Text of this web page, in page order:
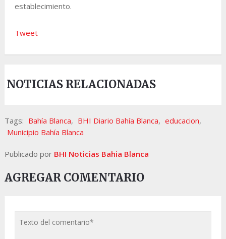
establecimiento.
Tweet
NOTICIAS RELACIONADAS
Tags: Bahía Blanca, BHI Diario Bahía Blanca, educacion,
Municipio Bahía Blanca
Publicado por BHI Noticias Bahia Blanca
AGREGAR COMENTARIO